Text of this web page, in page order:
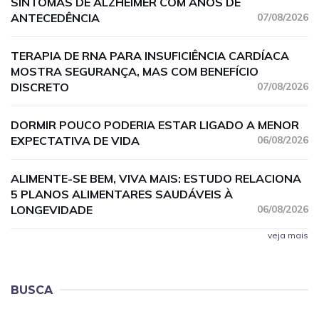
ANTECEDÊNCIA
07/08/2026
TERAPIA DE RNA PARA INSUFICIÊNCIA CARDÍACA
MOSTRA SEGURANÇA, MAS COM BENEFÍCIO
DISCRETO
07/08/2026
DORMIR POUCO PODERIA ESTAR LIGADO A MENOR
EXPECTATIVA DE VIDA
06/08/2026
ALIMENTE-SE BEM, VIVA MAIS: ESTUDO RELACIONA
5 PLANOS ALIMENTARES SAUDÁVEIS À
LONGEVIDADE
06/08/2026
veja mais
BUSCA